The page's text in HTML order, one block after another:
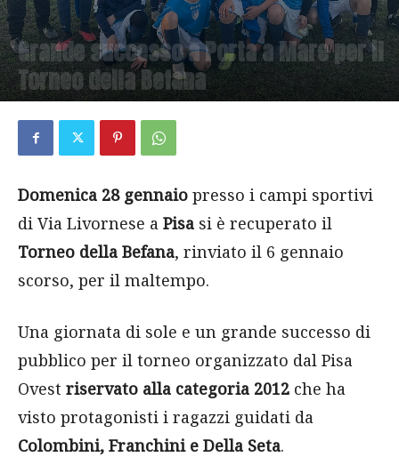
Grande successo a Porta a Mare per il
Torneo della Befana
Domenica 28 gennaio presso i campi sportivi
di Via Livornese a Pisa si è recuperato il
Torneo della Befana, rinviato il 6 gennaio
scorso, per il maltempo.
Una giornata di sole e un grande successo di
pubblico per il torneo organizzato dal Pisa
Ovest riservato alla categoria 2012 che ha
visto protagonisti i ragazzi guidati da
Colombini, Franchini e Della Seta.